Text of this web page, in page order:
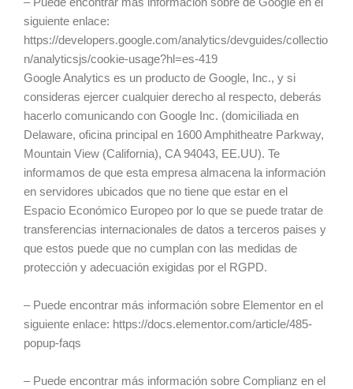
– Puede encontrar más información sobre de Google en el
siguiente enlace:
https://developers.google.com/analytics/devguides/collectio
n/analyticsjs/cookie-usage?hl=es-419
Google Analytics es un producto de Google, Inc., y si
consideras ejercer cualquier derecho al respecto, deberás
hacerlo comunicando con Google Inc. (domiciliada en
Delaware, oficina principal en 1600 Amphitheatre Parkway,
Mountain View (California), CA 94043, EE.UU). Te
informamos de que esta empresa almacena la información
en servidores ubicados que no tiene que estar en el
Espacio Económico Europeo por lo que se puede tratar de
transferencias internacionales de datos a terceros paises y
que estos puede que no cumplan con las medidas de
protección y adecuación exigidas por el RGPD.
– Puede encontrar más información sobre Elementor en el
siguiente enlace: https://docs.elementor.com/article/485-
popup-faqs
– Puede encontrar más información sobre Complianz en el